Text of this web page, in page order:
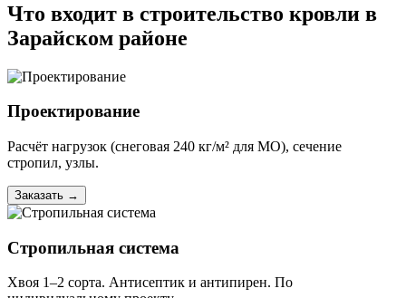
Что входит в строительство кровли в
Зарайском районе
Проектирование
Расчёт нагрузок (снеговая 240 кг/м² для МО), сечение
стропил, узлы.
Заказать →
Стропильная система
Хвоя 1–2 сорта. Антисептик и антипирен. По